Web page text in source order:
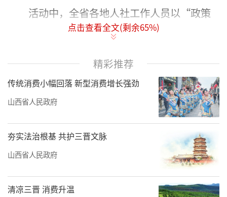
活动中，全省各地人社工作人员以“政策
面对面服务零距离”为主题，结合省政府2024
作”、省人社厅牵头的“高效办成一件事”重
点事项和“听民意办实事”项目，深入解读社
保政策，增强公众依法履行社保义务、维护合
活动现场，设置宣传咨询台，摆放宣传展
板，播放宣传片，发放政策宣传材料，现场进
行资格认证，并提供社保政策待遇“看得懂算
得清”服务。各地人社部门还将通过开展进社
点击查看全文(剩余65%)
精彩推荐
传统消费小幅回落 新型消费增长强劲
山西省人民政府
夯实法治根基 共护三晋文脉
山西省人民政府
清凉三晋 消费升温